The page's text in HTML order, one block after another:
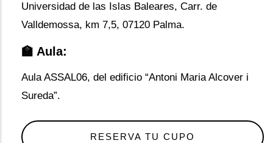
Universidad de las Islas Baleares, Carr. de
Valldemossa, km 7,5, 07120 Palma.
🏫 Aula:
Aula ASSAL06, del edificio “Antoni Maria Alcover i
Sureda”.
RESERVA TU CUPO